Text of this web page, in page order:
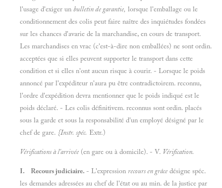
l'usage d'exiger un bulletin de garantie, lorsque l'emballage ou le
conditionnement des colis peut faire naître des inquiétudes fondées
sur les chances d'avarie de la marchandise, en cours de transport.
Les marchandises en vrac (c'est-à-dire non emballées) ne sont ordin.
acceptées que si elles peuvent supporter le transport dans cette
condition et si elles n'ont aucun risque à courir. - Lorsque le poids
annoncé par l'expéditeur n'aura pu être contradictoirem. reconnu,
l'ordre d'expédition devra mentionner que le poids indiqué est le
poids déclaré. - Les colis définitivem. reconnus sont ordin. placés
sous la garde et sous la responsabilité d'un employé désigné par le
chef de gare. {Instr. spéc. Extr.)
Vérifications à l'arrivée (en gare ou à domicile). - V. Vérification.
I. Recours judiciaire. - L'expression recours en grâce désigne spéc.
les demandes adressées au chef de l'état ou au min. de la justice par